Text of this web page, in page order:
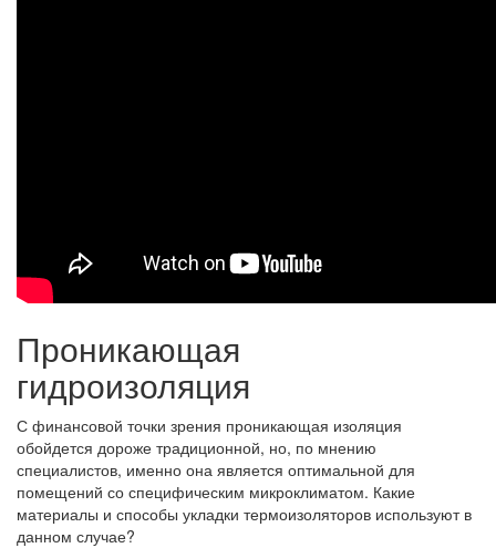
Проникающая
гидроизоляция
С финансовой точки зрения проникающая изоляция
обойдется дороже традиционной, но, по мнению
специалистов, именно она является оптимальной для
помещений со специфическим микроклиматом. Какие
материалы и способы укладки термоизоляторов используют в
данном случае?